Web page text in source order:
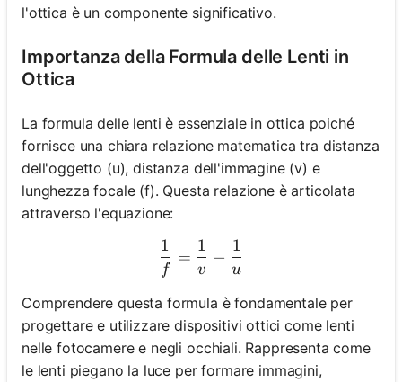
l'ottica è un componente significativo.
Importanza della Formula delle Lenti in
Ottica
La formula delle lenti è essenziale in ottica poiché
fornisce una chiara relazione matematica tra distanza
dell'oggetto (u), distanza dell'immagine (v) e
lunghezza focale (f). Questa relazione è articolata
attraverso l'equazione:
\frac{1}{f} = \frac{1}{v}
f
1
=
v
1
−
u
1
Comprendere questa formula è fondamentale per
progettare e utilizzare dispositivi ottici come lenti
nelle fotocamere e negli occhiali. Rappresenta come
le lenti piegano la luce per formare immagini,